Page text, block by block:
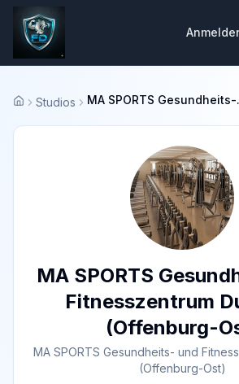
Startseite
Studios MA
MA SPORTS
Fitnesszentrum
(Offenburg-
MA SPORTS Gesundheits- und
(Offenburg-Ost)